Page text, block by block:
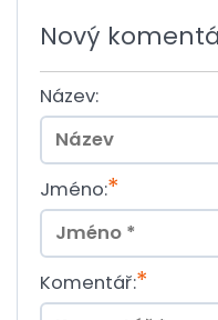
Nový
Název:
Jméno:*
Komentář:*